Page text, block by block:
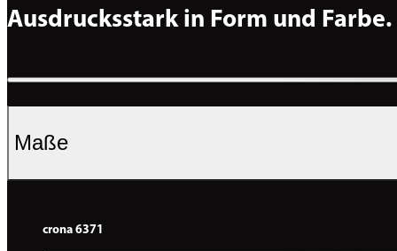
Ausdrucksstark in Form und Farbe.
Maße
crona 6371